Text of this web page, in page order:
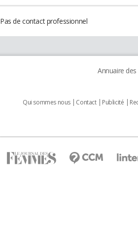
Pas de contact professionnel
Annuaire
Qui sommes nous Contact Publicité